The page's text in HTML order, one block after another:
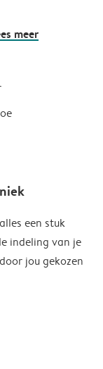
meer
een stuk
indeling van je
jou gekozen